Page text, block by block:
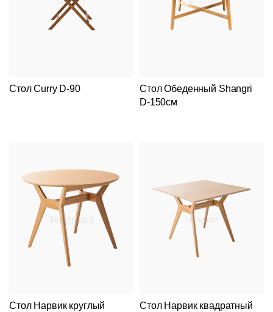
Стол Curry D-90
Стол Обеденный Shangri
D-150см
Стол Нарвик круглый Стол Нарвик квадратный